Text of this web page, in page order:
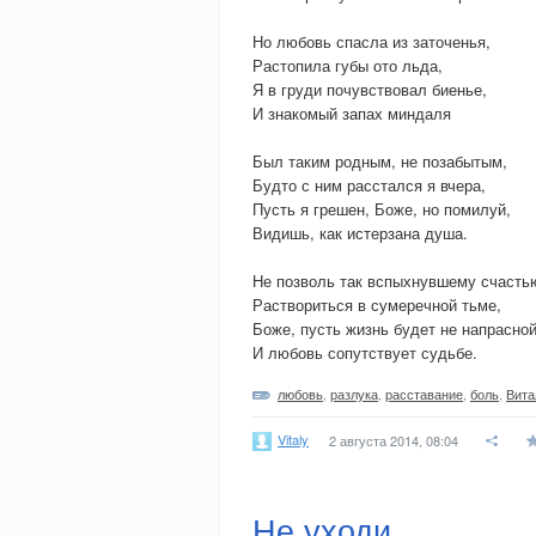
Но любовь спасла из заточенья,
Растопила губы ото льда,
Я в груди почувствовал биенье,
И знакомый запах миндаля
Был таким родным, не позабытым,
Будто с ним расстался я вчера,
Пусть я грешен, Боже, но помилуй,
Видишь, как истерзана душа.
Не позволь так вспыхнувшему
Раствориться в сумеречной тьме,
Боже, пусть жизнь будет не напрасной
И любовь сопутствует судьбе.
любовь разлука расставание боль
Vitaly 2 августа 2014, 08:04